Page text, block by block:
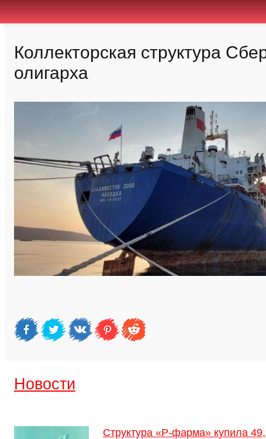
Коллекторская структура
олигарха
Новости
Структура «Р-фарма» купила